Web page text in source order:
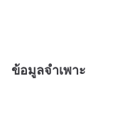
ข้อมูลจำเพาะ